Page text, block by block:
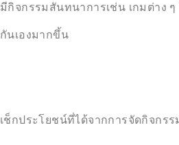
มีกิจกรรมสันทนาการเช่น เกมต่าง
กันเองมากขึ้น
เช็กประโยชน์ที่ได้จากการจัดกิจกร